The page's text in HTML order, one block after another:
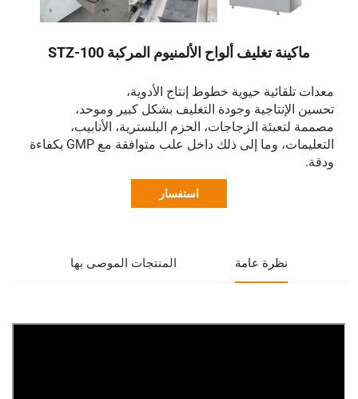
ماكينة تغليف ألواح الألمنيوم المركبة STZ-100
معدات تلقائية حيوية خطوط إنتاج الأدوية،
تحسين الإنتاجية وجودة التغليف بشكل كبير وموحد،
مصممة لتعبئة الزجاجات، الحزم البلسترية، الأنابيب،
التعليمات، وما إلى ذلك داخل علب متوافقة مع GMP بكفاءة
ودقة.
استفسار
نظرة عامة المنتجات الموصى بها